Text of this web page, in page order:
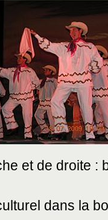
et de droite :
dans la